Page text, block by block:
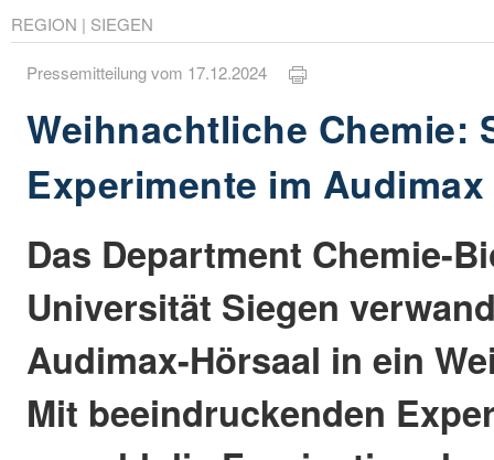
REGION | SIEGEN
Pressemitteilung vom 17.12.2024
Weihnachtliche Chemie:
Experimente im Audimax
Das Department Chemie-
Universität Siegen
Audimax-Hörsaal in ein
Mit beeindruckenden